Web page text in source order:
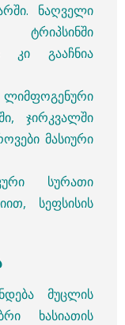
ნაღველი
ტრიპსინში
კი გააჩნია
ჯირკვალში
მასიური
სურათი
სეფსისის
მუცლის
ხასიათის